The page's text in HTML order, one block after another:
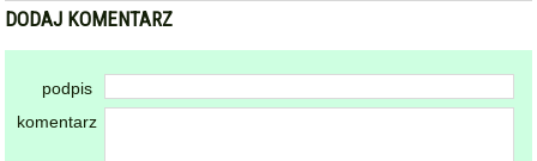
DODAJ KOMENTARZ
podpis
komentarz